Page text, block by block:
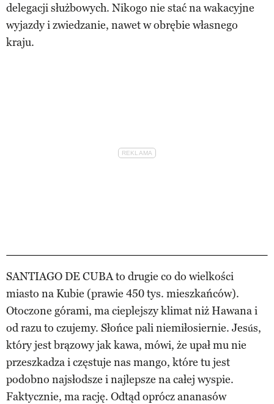
delegacji służbowych. Nikogo nie stać na wakacyjne
wyjazdy i zwiedzanie, nawet w obrębie własnego
kraju.
SANTIAGO DE CUBA to drugie co do wielkości
miasto na Kubie (prawie 450 tys. mieszkańców).
Otoczone górami, ma cieplejszy klimat niż Hawana i
od razu to czujemy. Słońce pali niemiłosiernie. Jesús,
który jest brązowy jak kawa, mówi, że upał mu nie
przeszkadza i częstuje nas mango, które tu jest
podobno najsłodsze i najlepsze na całej wyspie.
Faktycznie, ma rację. Odtąd oprócz ananasów